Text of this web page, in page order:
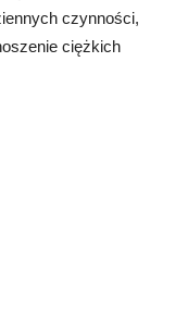
czynności,
ciężkich